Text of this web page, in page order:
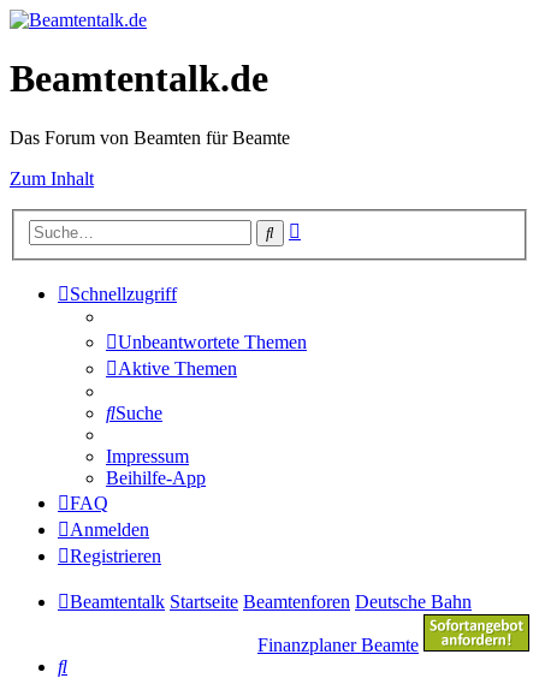
Beamtentalk.de
Das Forum von Beamten für Beamte
Zum Inhalt
Suche
Schnellzugriff
Unbeantwortete Themen
Aktive Themen
Suche
Impressum
Beihilfe-App
FAQ
Anmelden
Registrieren
Beamtentalk Startseite Beamtenforen Deutsche Bahn
Finanzplaner Beamte
Suche